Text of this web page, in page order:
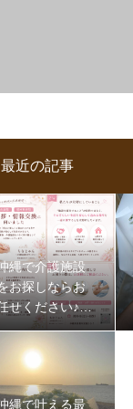
最近の記事
縄で介護施設
お探しならお
せください♪那
,浦添,認知症,介
,施設
縄で叶える最